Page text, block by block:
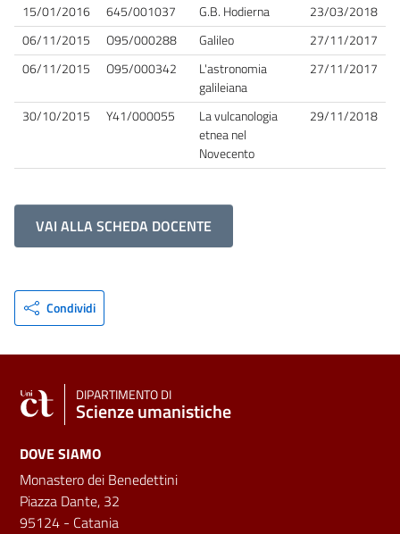
15/01/2016
645/001037 G.B. Hodierna
23/03/2018
06/11/2015
O95/000288 Galileo
27/11/2017
06/11/2015
O95/000342
L'astronomia
galileiana
27/11/2017
30/10/2015 Y41/000055
La vulcanologia
etnea nel
Novecento
29/11/2018
VAI ALLA SCHEDA DOCENTE
Condividi
DIPARTIMENTO DI
Scienze umanistiche
DOVE SIAMO
Monastero dei Benedettini
Piazza Dante, 32
95124 - Catania